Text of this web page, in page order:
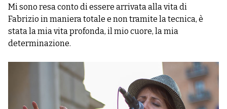
Mi sono resa conto di essere arrivata alla vita di
Fabrizio in maniera totale e non tramite la tecnica, è
stata la mia vita profonda, il mio cuore, la mia
determinazione.